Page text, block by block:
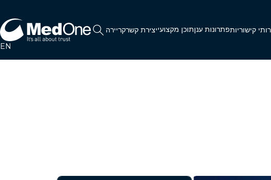
קישוריותפתרונות ענןתוכן מקצועייצירת קשרקריירה
EN